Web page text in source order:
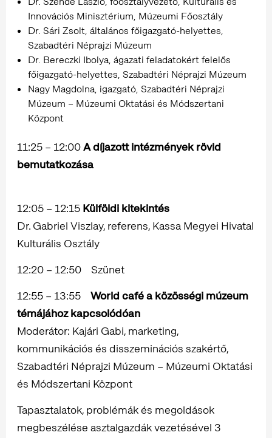
Innovációs Minisztérium, Múzeumi Főosztály
Dr. Sári Zsolt, általános főigazgató-helyettes,
Szabadtéri Néprajzi Múzeum
Dr. Bereczki Ibolya, ágazati feladatokért felelős
főigazgató-helyettes, Szabadtéri Néprajzi Múzeum
Nagy Magdolna, igazgató, Szabadtéri Néprajzi
Múzeum – Múzeumi Oktatási és Módszertani
Központ
11:25 – 12:00A díjazott intézmények rövid
bemutatkozása
12:05 – 12:15 Külföldi kitekintés
Dr. Gabriel Viszlay, referens, Kassa Megyei Hivatal
Kulturális Osztály
12:20 – 12:50 Szünet
12:55 – 13:55 World café a közösségi múzeum
témájához kapcsolódóan
Moderátor: Kajári Gabi, marketing,
kommunikációs és disszeminációs szakértő,
Szabadtéri Néprajzi Múzeum – Múzeumi Oktatási
és Módszertani Központ
Tapasztalatok, problémák és megoldások
megbeszélése asztalgazdák vezetésével 3